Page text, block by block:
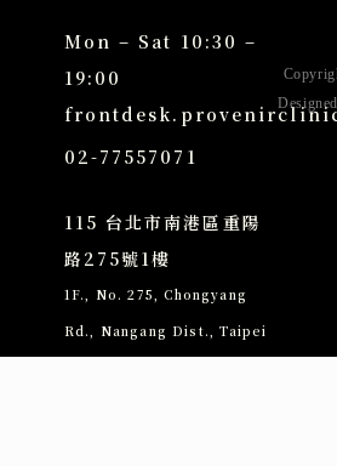
Mon – Sat 10:30 –
19:00
02-77557071
115 台北市南港區重陽
路275號1樓
1F., No. 275, Chongyang
Rd., Nangang Dist., Taipei